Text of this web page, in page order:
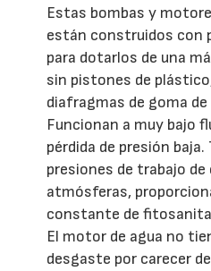
Estas bombas y
están construidos con
para dotarlos de una
sin pistones de
diafragmas de goma
Funcionan a muy bajo
pérdida de presión baja.
presiones de trabajo de
atmósferas,
constante de
El motor de agua no
desgaste por carecer